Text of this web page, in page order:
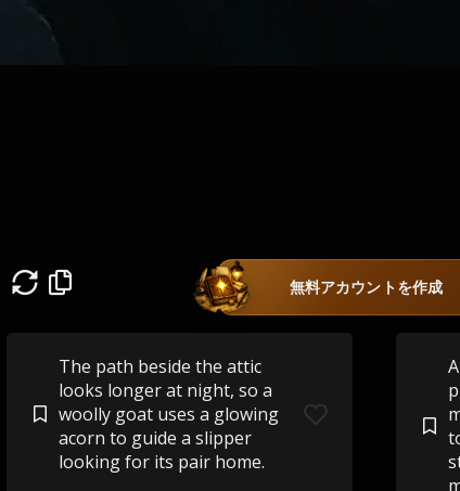
無料アカウントを作成
The path beside the attic
looks longer at night, so a
woolly goat uses a glowing
acorn to guide a slipper
looking for its pair home.